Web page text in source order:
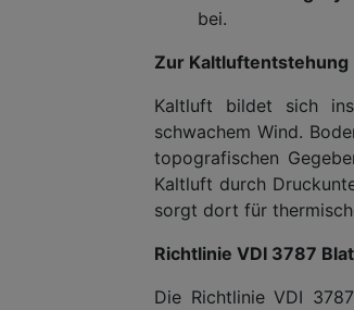
bei.
Zur Kaltluftentstehung
Kaltluft bildet sich
schwachem Wind.
topografischen
Kaltluft durch
sorgt dort für
Richtlinie VDI 3787
Die Richtlinie VDI